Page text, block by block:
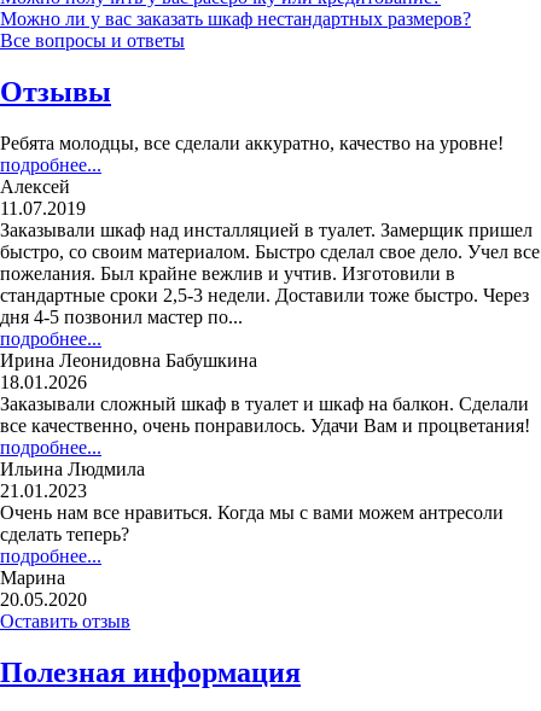
Можно ли у вас заказать шкаф нестандартных размеров?
Все вопросы и ответы
Отзывы
Ребята молодцы, все сделали аккуратно, качество на уровне!
подробнее...
Алексей
11.07.2019
Заказывали шкаф над инсталляцией в туалет. Замерщик пришел
быстро, со своим материалом. Быстро сделал свое дело. Учел все
пожелания. Был крайне вежлив и учтив. Изготовили в
стандартные сроки 2,5-3 недели. Доставили тоже быстро. Через
дня 4-5 позвонил мастер по...
подробнее...
Ирина Леонидовна Бабушкина
18.01.2026
Заказывали сложный шкаф в туалет и шкаф на балкон. Сделали
все качественно, очень понравилось. Удачи Вам и процветания!
подробнее...
Ильина Людмила
21.01.2023
Очень нам все нравиться. Когда мы с вами можем антресоли
сделать теперь?
подробнее...
Марина
20.05.2020
Оставить отзыв
Полезная информация